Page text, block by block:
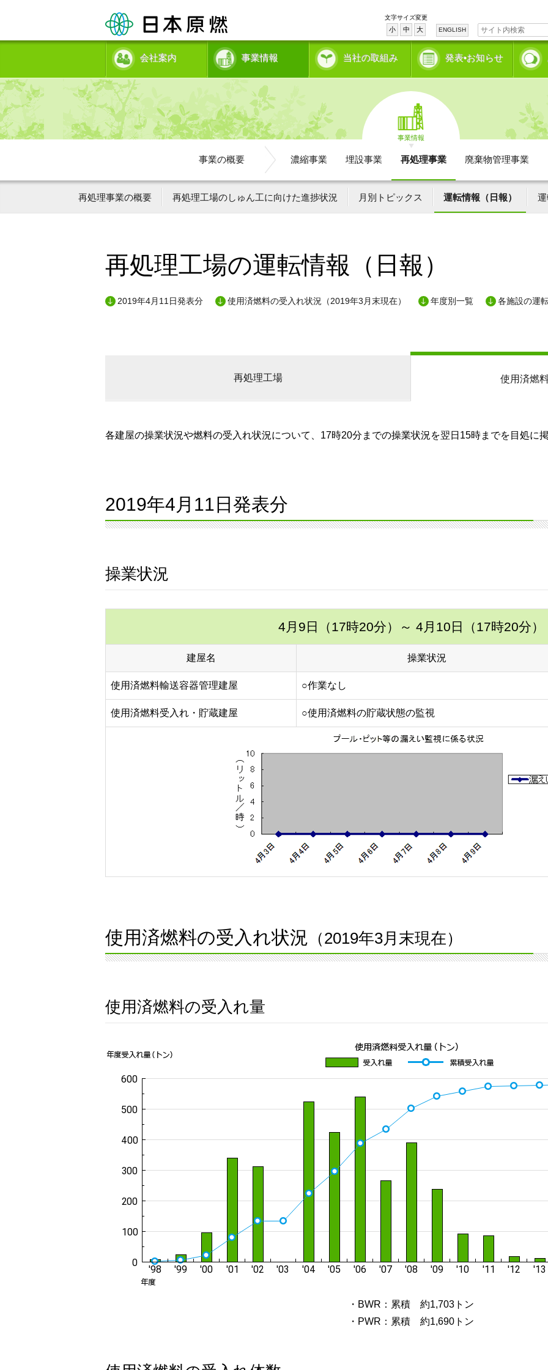
文字サイズ変更
小 中 大 ENGLISH
会社案内 事業情報 当社の取組み 発表•お知らせ
事業情報
事業の概要 濃縮事業 埋設事業 再処理事業 廃棄物管理事業
再処理事業の概要 再処理工場のしゅん工に向けた進捗状況 月別トピックス 運転情報（日報）
再処理工場の運転情報（日報）
2019年4月11日発表分 使用済燃料の受入れ状況（2019年3月末現在） 年度別一覧 各施設の運
再処理工場 使用済燃
各建屋の操業状況や燃料の受入れ状況について、17時20分までの操業状況を翌日15時までを目処に
2019年4月11日発表分
操業状況
4月9日（17時20分） ～ 4月10日（17時20分）
建屋名 操業状況
使用済燃料輸送容器管理建屋 ○作業なし
使用済燃料受入れ・貯蔵建屋 ○使用済燃料の貯蔵状態の監視
使用済燃料の受入れ状況 （2019年3月末現在）
使用済燃料の受入れ量
・BWR：累積 約1,703トン
・PWR：累積 約1,690トン